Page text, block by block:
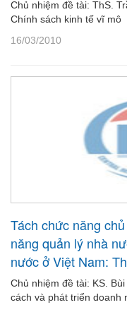
Chủ nhiệm đề tài: ThS.
Chính sách kinh tế vĩ mô
16/03/2010
Tách chức năng
năng quản lý nhà
nước ở Việt Nam:
Chủ nhiệm đề tài: KS.
cách và phát triển doanh